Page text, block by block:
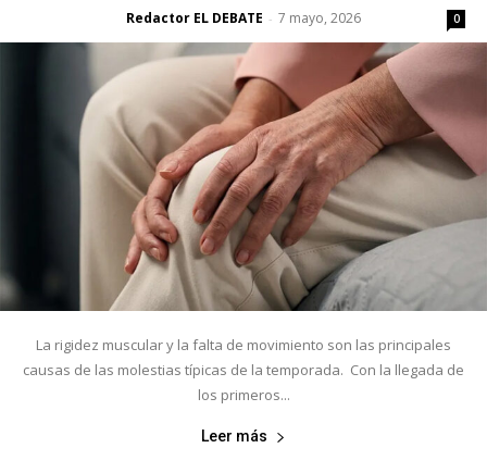
Redactor EL DEBATE - 7 mayo, 2026 0
La rigidez muscular y la falta de movimiento son las principales
causas de las molestias típicas de la temporada. Con la llegada de
los primeros...
Leer más